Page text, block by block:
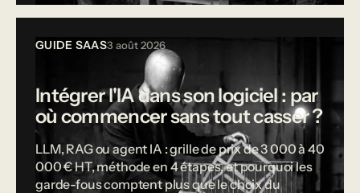
GUIDE SAAS3 août 2026
Intégrer l'IA dans son logiciel : par
où commencer sans tout casser ?
LLM, RAG ou agent IA : grille de prix de 3 000 à 40
000 € HT, méthode en 4 étapes, et pourquoi les
garde-fous comptent plus que le choix du